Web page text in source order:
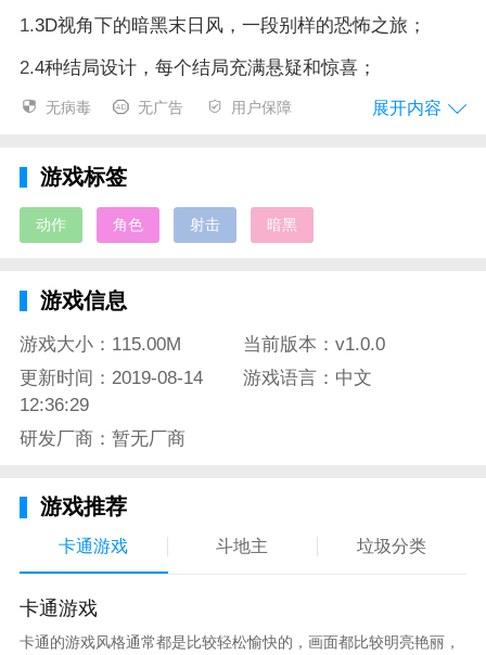
1.3D视角下的暗黑末日风，一段别样的恐怖之旅；
2.4种结局设计，每个结局充满悬疑和惊喜；
3.30小时以上的游戏时长，可持久的游戏体验；
这是一款国产良心的角色扮演游戏，游戏中存在各种玩
合，给玩家带来一种全新的游戏体验，精致的画面表
无病毒 无广告 用户保障 展开内容
游戏标签
动作 角色 射击 暗黑
游戏信息
游戏大小：115.00M
当前版本：v1.0.0
更新时间：2019-08-14
12:36:29
游戏语言：中文
研发厂商：暂无厂商
游戏推荐
卡通游戏 斗地主 垃圾分类
卡通游戏
卡通的游戏风格通常都是比较轻松愉快的，画面都比较明亮艳丽，